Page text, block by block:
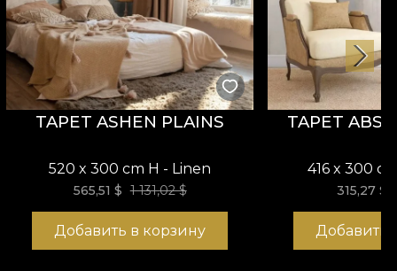
TAPET ASHEN PLAINS
520 x 300 cm H - Linen
565,51 $ 1 131,02 $
Добавить в корзину
TAPET
416 x 300
315,27 $
Добавить